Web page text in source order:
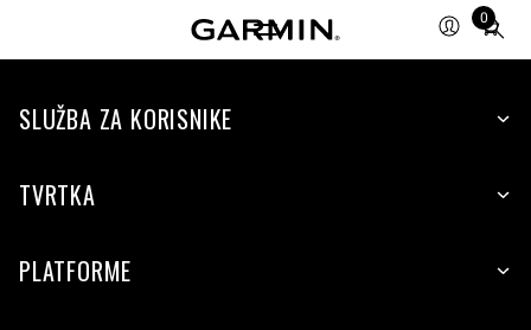
0
Total
items
cart:
SLUŽBA ZA KORISNIKE
TVRTKA
PLATFORME